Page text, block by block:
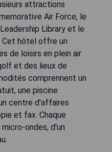
attractions
Air Force, le
Library et le
Cet hôtel offre un
de loisirs en plein air
et des lieux de
comprennent un
une piscine
centre d'affaires
et fax. Chaque
ondes, d'un